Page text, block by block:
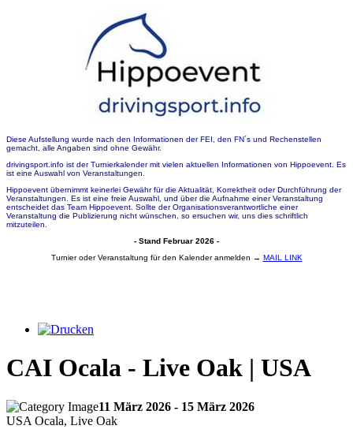
Diese Aufstellung wurde nach den Informationen der FEI, den FN´s und Rechenstellen
gemacht, alle Angaben sind ohne Gewähr.
drivingsport.info ist der Turnierkalender mit vielen aktuellen Informationen von Hippoevent. Es
ist eine Auswahl von Veranstaltungen.
Hippoevent übernimmt keinerlei Gewähr für die Aktualität, Korrektheit oder Durchführung der
Veranstaltungen. Es ist eine freie Auswahl, und über die Aufnahme einer Veranstaltung
entscheidet das Team Hippoevent. Sollte der Organisationsverantwortliche einer
Veranstaltung die Publizierung nicht wünschen, so ersuchen wir, uns dies schriftlich
mitzuteilen.
- Stand Februar 2026 -
Turnier oder Veranstaltung für den Kalender anmelden → MAIL LINK
CAI Ocala - Live Oak | USA
11 März 2026 - 15 März 2026
USA Ocala, Live Oak